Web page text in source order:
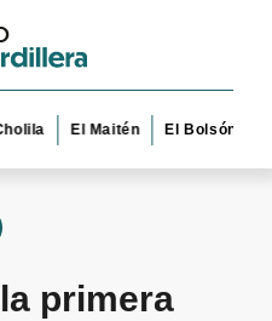
El Maitén El Bolsón Esquel
primera